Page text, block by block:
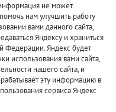
не может
нам улучшить работу
вами данного сайта,
Яндексу и храниться
Федерации. Яндекс будет
использования вами сайта,
нашего сайта, и
эту информацию в
сервиса Яндекс